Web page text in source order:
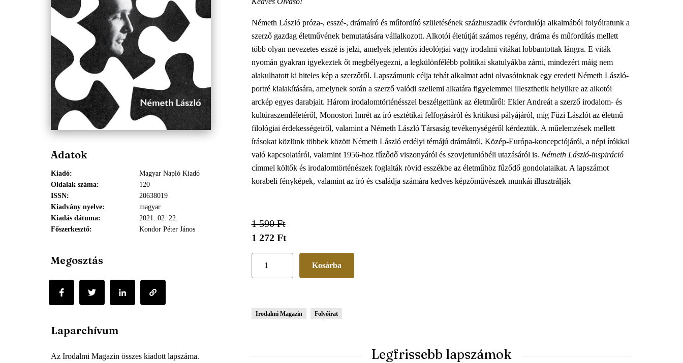
Németh László próza-, esszé-, drámaíró és műfordító születésének százhuszadik évfordulója alkalmából folyóiratunk a
szerző gazdag életművének bemutatására vállalkozott. Alkotói életútját számos regény, dráma és műfordítás mellett
több olyan nevezetes esszé is jelzi, amelyek jelentős ideológiai vagy irodalmi vitákat lobbantottak lángra. E viták
nyomán gyakran igyekeztek őt megbélyegezni, a legkülönfélébb politikai skatulyákba zárni, mindezért máig nem
alakulhatott ki hiteles kép a szerzőről. Lapszámunk célja tehát alkalmat adni olvasóinknak egy eredeti Németh László-
portré kialakítására, amelynek során a szerző valódi szellemi alkatára figyelemmel illeszthetik helyükre az alkotói
arckép egyes darabjait. Három irodalomtörténésszel beszélgettünk az életműről: Ekler Andreát a szerző irodalom- és
kultúraszemléletéről, Monostori Imrét az író esztétikai felfogásáról és kritikusi pályájáról, míg Füzi Lászlót az életmű
filológiai érdekességeiről, valamint a Németh László Társaság tevékenységéről kérdeztük. A műelemzések mellett
írásokat közlünk többek között Németh László erdélyi témájú drámáiról, Közép-Európa-koncepciójáról, a népi írókkal
való kapcsolatáról, valamint 1956-hoz fűződő viszonyáról és szovjetunióbéli utazásáról is. Németh László-inspiráció
címmel költők és irodalomtörténészek foglalták rövid esszékbe az életműhöz fűződő gondolataikat. A lapszámot
korabeli fényképek, valamint az író és családja számára kedves képzőművészek munkái illusztrálják
1 590 Ft
1 272 Ft
Irodalmi Magazin Folyóirat
Legfrissebb lapszámok
Adatok
Kiadó
Magyar Napló Kiadó
Oldalak száma
120
ISSN
20638019
Kiadvány nyelve
magyar
Kiadás dátuma
2021. 02. 22.
Főszerkesztő
Kondor Péter János
Megosztás
Laparchívum
Az Irodalmi Magazin összes kiadott lapszáma.